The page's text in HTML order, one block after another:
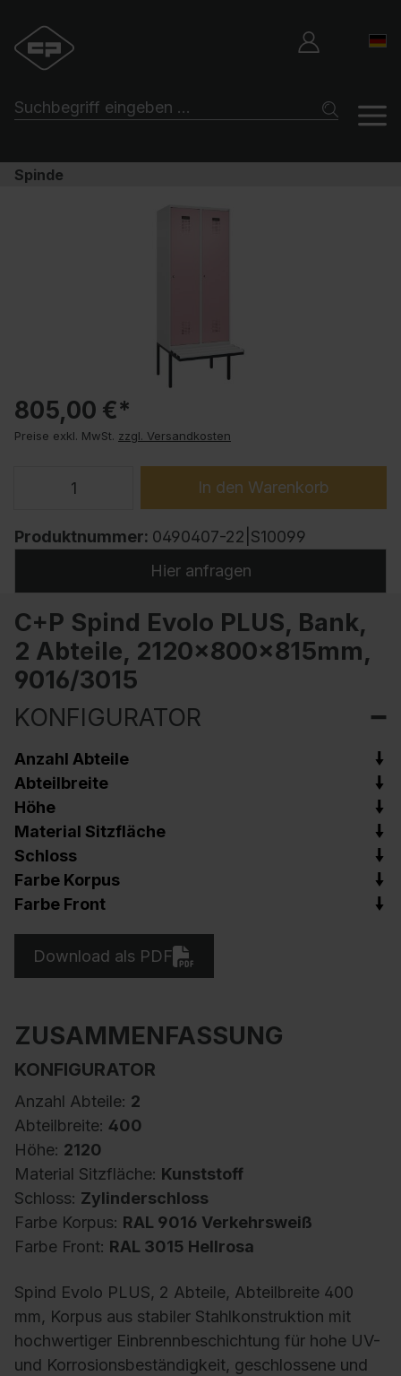
Spinde
805,00 €*
Preise exkl. MwSt. zzgl. Versandkosten
In den Warenkorb
Produktnummer: 0490407-22|S10099
Hier anfragen
C+P Spind Evolo PLUS, Bank,
2 Abteile, 2120x800x815mm,
9016/3015
KONFIGURATOR
Anzahl Abteile
Abteilbreite
Höhe
Material Sitzfläche
Schloss
Farbe Korpus
Farbe Front
Download als PDF
ZUSAMMENFASSUNG
KONFIGURATOR
Anzahl Abteile: 2
Abteilbreite: 400
Höhe: 2120
Material Sitzfläche: Kunststoff
Schloss: Zylinderschloss
Farbe Korpus: RAL 9016 Verkehrsweiß
Farbe Front: RAL 3015 Hellrosa
Spind Evolo PLUS, 2 Abteile, Abteilbreite 400
mm, Korpus aus stabiler Stahlkonstruktion mit
hochwertiger Einbrennbeschichtung für hohe UV-
und Korrosionsbeständigkeit, geschlossene und